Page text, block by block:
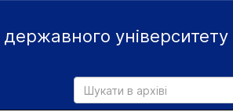
університету